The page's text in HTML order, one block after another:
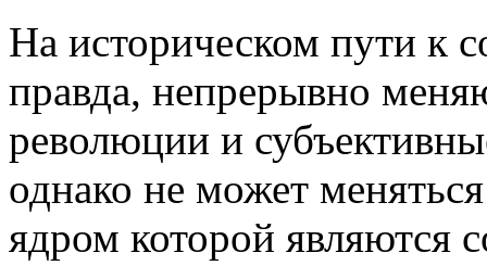
На историческом пути к
правда, непрерывно
революции и
однако не может
ядром которой являются